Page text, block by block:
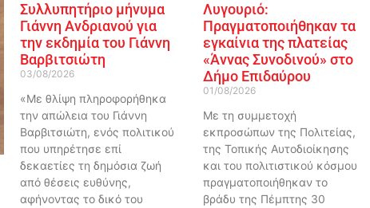
Συλλυπητήριο μήνυμα
Γιάννη Ανδριανού για
την εκδημία του Γιάννη
Βαρβιτσιώτη
03/08/2026
«Με θλίψη πληροφορήθηκα
την απώλεια του Γιάννη
Βαρβιτσιώτη, ενός πολιτικού
που υπηρέτησε επί
δεκαετίες τη δημόσια ζωή
από θέσεις ευθύνης,
αφήνοντας το δικό του
Λυγουριό:
Πραγματοποιήθηκαν τα
εγκαίνια της πλατείας
«Άννας Συνοδινού» στο
Δήμο Επιδαύρου
01/08/2026
Με τη συμμετοχή
εκπροσώπων της Πολιτείας,
της Τοπικής Αυτοδιοίκησης
και του πολιτιστικού κόσμου
πραγματοποιήθηκαν το
βράδυ της Πέμπτης 30